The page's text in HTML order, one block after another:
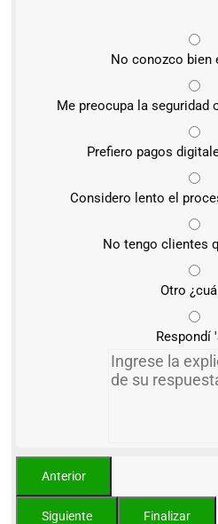
No conozco bien
Me preocupa la seguridad
Prefiero pagos
Considero lento el
No tengo clientes
Otro
Respondí